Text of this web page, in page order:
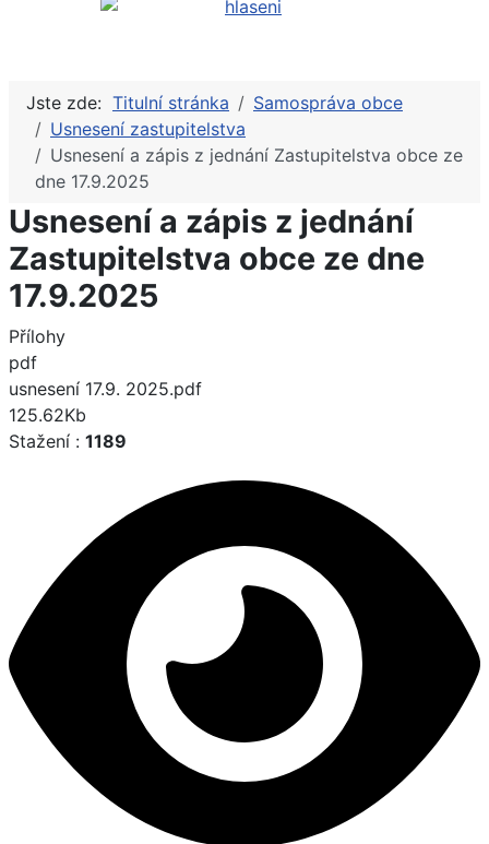
Jste zde: Titulní stránka
Samospráva obce
Usnesení zastupitelstva
Usnesení a zápis z jednání Zastupitelstva obce ze
dne 17.9.2025
Usnesení a zápis z jednání
Zastupitelstva obce ze dne
17.9.2025
Přílohy
pdf
usnesení 17.9. 2025.pdf
125.62Kb
Stažení : 1189